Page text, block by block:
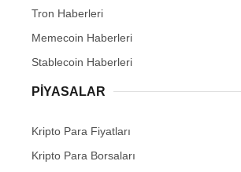
Tron Haberleri
Memecoin Haberleri
Stablecoin Haberleri
PIYASALAR
Kripto Para Fiyatları
Kripto Para Borsaları